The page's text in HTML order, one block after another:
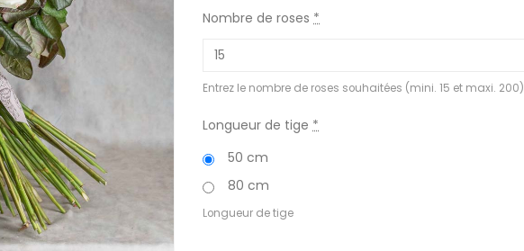
Nombre de roses *
Entrez le nombre de roses souhaitées (mini. 15 et maxi. 200)
Longueur de tige *
50 cm
80 cm
Longueur de tige